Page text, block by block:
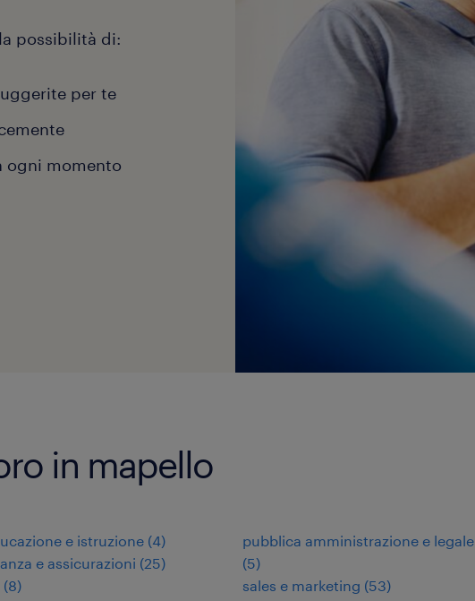
possibilità di:
per te
ogni momento
in mapello
e istruzione (4)
e assicurazioni (25)
(8)
pubblica amministrazione e legale
(5)
sales e marketing (53)